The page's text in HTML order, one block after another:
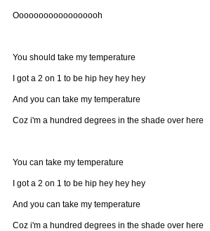
Oooooooooooooooooh
You should take my temperature
I got a 2 on 1 to be hip hey hey hey
And you can take my temperature
Coz i'm a hundred degrees in the shade over here
You can take my temperature
I got a 2 on 1 to be hip hey hey hey
And you can take my temperature
Coz i'm a hundred degrees in the shade over here